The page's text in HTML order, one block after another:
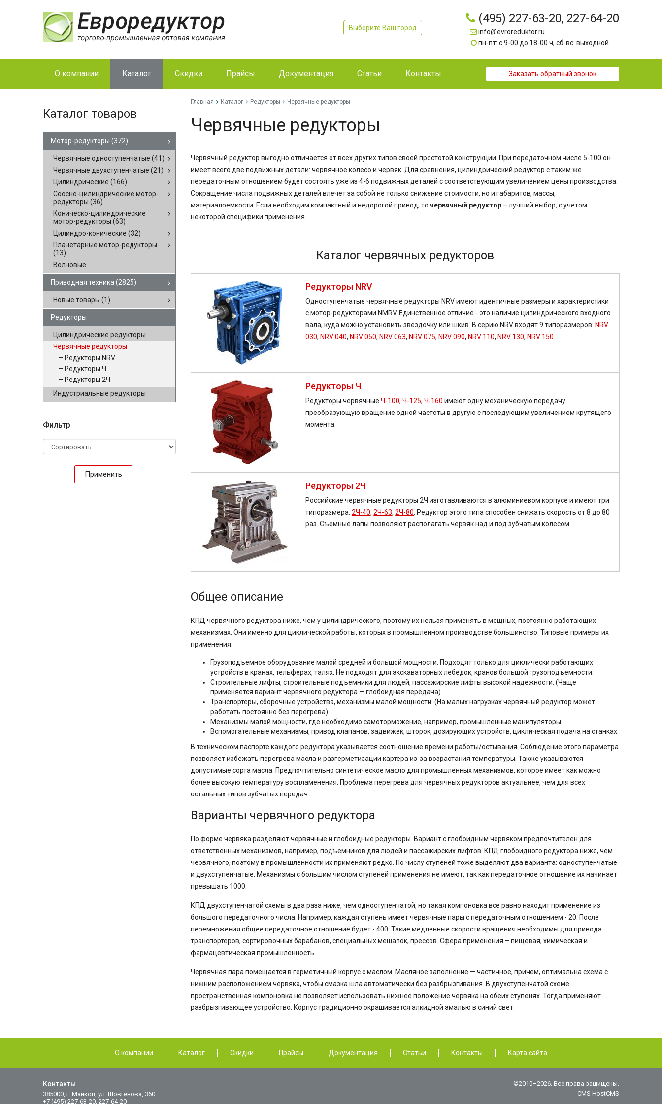
Выберите Ваш город
(495) 227-63-20, 227-64-20
info@evroreduktor.ru
пн-пт: с 9-00 до 18-00 ч, сб-вс: выходной
О компании Каталог Скидки Прайсы Документация Статьи Контакты Заказать обратный звонок
Каталог товаров
Мотор-редукторы (372)
Червячные одноступенчатые (41)
Червячные двухступенчатые (21)
Цилиндрические (166)
Соосно-цилиндрические мотор-
редукторы (36)
Коническо-цилиндрические
мотор-редукторы (63)
Цилиндро-конические (32)
Планетарные мотор-редукторы
(13)
Волновые
Приводная техника (2825)
Новые товары (1)
Редукторы
Цилиндрические редукторы
Червячные редукторы
Редукторы NRV
Редукторы Ч
Редукторы 2Ч
Индустриальные редукторы
Фильтр
Применить
Главная Каталог Редукторы Червячные редукторы
Червячные редукторы
Червячный редуктор выгодно отличается от всех других типов своей простотой конструкции. При передаточном числе 5-100 он
имеет всего две подвижных детали: червячное колесо и червяк. Для сравнения, цилиндрический редуктор с таким же
передаточным отношением будет состоять уже из 4-6 подвижных деталей с соответствующим увеличением цены производства.
Сокращение числа подвижных деталей влечет за собой не только снижение стоимости, но и габаритов, массы,
материалоемкости. Если необходим компактный и недорогой привод, то червячный редуктор – лучший выбор, с учетом
некоторой специфики применения.
Каталог червячных редукторов
Редукторы NRV
Одноступенчатые червячные редукторы NRV имеют идентичные размеры и характеристики
с мотор-редукторами NMRV. Единственное отличие - это наличие цилиндрического входного
вала, куда можно установить звёздочку или шкив. В серию NRV входят 9 типоразмеров: NRV
030, NRV 040, NRV 050, NRV 063, NRV 075, NRV 090, NRV 110, NRV 130, NRV 150
Редукторы Ч
Редукторы червячныеЧ-100,Ч-125,Ч-160 имеют одну механическую передачу
преобразующую вращение одной частоты в другую с последующим увеличением крутящего
момента.
Редукторы 2Ч
Российские червячные редукторы 2Ч изготавливаются в алюминиевом корпусе и имеют три
типоразмера:2Ч-40,2Ч-63,2Ч-80 . Редуктор этого типа способен снижать скорость от 8 до 80
раз. Съемные лапы позволяют располагать червяк над и под зубчатым колесом.
Общее описание
КПД червячного редуктора ниже, чем у цилиндрического, поэтому их нельзя применять в мощных, постоянно работающих
механизмах. Они именно для циклической работы, которых в промышленном производстве большинство. Типовые примеры их
применения:
Грузоподъемное оборудование малой средней и большой мощности. Подходят только для циклически работающих
устройств в кранах, тельферах, талях. Не подходят для экскаваторных лебедок, кранов большой грузоподъемности.
Строительные лифты, строительные подъемники для людей, пассажирские лифты высокой надежности. (Чаще
применяется вариант червячного редуктора — глобоидная передача).
Транспортеры, сборочные устройства, механизмы малой мощности. (На малых нагрузках червячный редуктор может
работать постоянно без перегрева).
Механизмы малой мощности, где необходимо самоторможение, например, промышленные манипуляторы.
Вспомогательные механизмы, привод клапанов, задвижек, шторок, дозирующих устройств, циклическая подача на станках.
В техническом паспорте каждого редуктора указывается соотношение времени работы/остывания. Соблюдение этого параметра
позволяет избежать перегрева масла и разгерметизации картера из-за возрастания температуры. Также указываются
допустимые сорта масла. Предпочтительно синтетическое масло для промышленных механизмов, которое имеет как можно
более высокую температуру воспламенения. Проблема перегрева для червячных редукторов актуальнее, чем для всех
остальных типов зубчатых передач.
Варианты червячного редуктора
По форме червяка разделяют червячные и глобоидные редукторы. Вариант с глобоидным червяком предпочтителен для
ответственных механизмов, например, подъемников для людей и пассажирских лифтов. КПД глобоидного редуктора ниже, чем
червячного, поэтому в промышленности их применяют редко. По числу ступеней тоже выделяют два варианта: одноступенчатые
и двухступенчатые. Механизмы с большим числом ступеней применения не имеют, так как передаточное отношение их начинает
превышать 1000.
КПД двухступенчатой схемы в два раза ниже, чем одноступенчатой, но такая компоновка все равно находит применение из
большого передаточного числа. Например, каждая ступень имеет червячные пары с передаточным отношением - 20. После
перемножения общее передаточное отношение будет - 400. Такие медленные скорости вращения необходимы для привода
транспортеров, сортировочных барабанов, специальных мешалок, прессов. Сфера применения – пищевая, химическая и
фармацевтическая промышленность.
Червячная пара помещается в герметичный корпус с маслом. Масляное заполнение — частичное, причем, оптимальна схема с
нижним расположением червяка, чтобы смазка шла автоматически без разбрызгивания. В двухступенчатой схеме
пространственная компоновка не позволяет использовать нижнее положение червяка на обеих ступенях. Тогда применяют
разбрызгивающее устройство. Корпус традиционно окрашивается алкидной эмалью в синий свет.
О компании Каталог Скидки Прайсы Документация Статьи Контакты Карта сайта
Контакты
385000, г. Майкоп, ул. Шовгенова, 360
+7 (495) 227-63-20, 227-64-20
©2010–2026. Все права защищены.
CMS HostCMS